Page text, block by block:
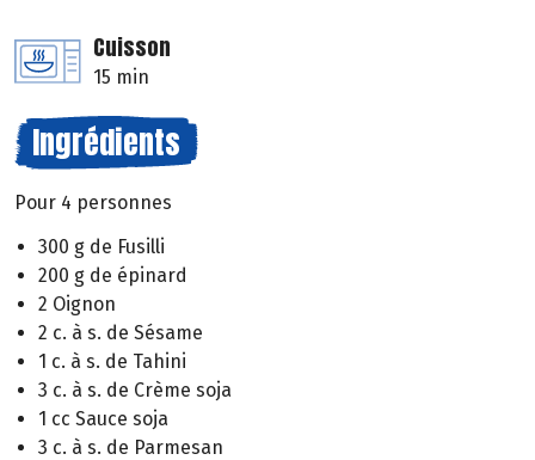
Cuisson
15 min
Ingrédients
Pour 4 personnes
300 g de Fusilli
200 g de épinard
2 Oignon
2 c. à s. de Sésame
1 c. à s. de Tahini
3 c. à s. de Crème soja
1 cc Sauce soja
3 c. à s. de Parmesan